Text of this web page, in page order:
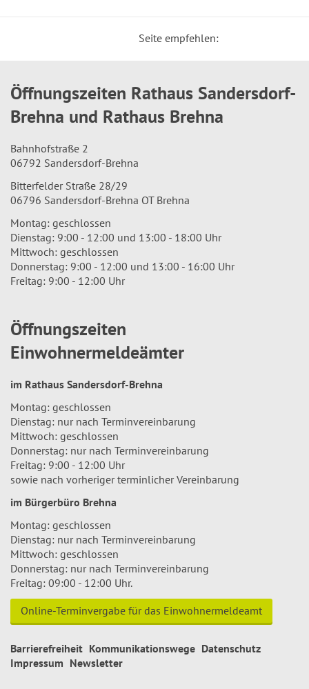
Seite empfehlen:
Öffnungszeiten Rathaus Sandersdorf-
Brehna und Rathaus Brehna
Bahnhofstraße 2
06792 Sandersdorf-Brehna
Bitterfelder Straße 28/29
06796 Sandersdorf-Brehna OT Brehna
Montag: geschlossen
Dienstag: 9:00 - 12:00 und 13:00 - 18:00 Uhr
Mittwoch: geschlossen
Donnerstag: 9:00 - 12:00 und 13:00 - 16:00 Uhr
Freitag: 9:00 - 12:00 Uhr
Öffnungszeiten
Einwohnermeldeämter
im Rathaus Sandersdorf-Brehna
Montag: geschlossen
Dienstag: nur nach Terminvereinbarung
Mittwoch: geschlossen
Donnerstag: nur nach Terminvereinbarung
Freitag: 9:00 - 12:00 Uhr
sowie nach vorheriger terminlicher Vereinbarung
im Bürgerbüro Brehna
Montag: geschlossen
Dienstag: nur nach Terminvereinbarung
Mittwoch: geschlossen
Donnerstag: nur nach Terminvereinbarung
Freitag: 09:00 - 12:00 Uhr.
Online-Terminvergabe für das Einwohnermeldeamt
Barrierefreiheit Kommunikationswege Datenschutz
Impressum Newsletter